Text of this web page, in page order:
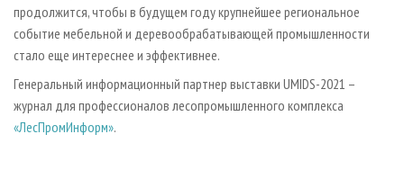
продолжится, чтобы в будущем году крупнейшее региональное
событие мебельной и деревообрабатывающей промышленности
стало еще интереснее и эффективнее.
Генеральный информационный партнер выставки UMIDS-2021 –
журнал для профессионалов лесопромышленного комплекса
«ЛесПромИнформ».